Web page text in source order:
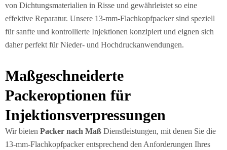
von Dichtungsmaterialien in Risse und gewährleistet so eine
effektive Reparatur. Unsere 13-mm-Flachkopfpacker sind speziell
für sanfte und kontrollierte Injektionen konzipiert und eignen sich
daher perfekt für Nieder- und Hochdruckanwendungen.
Maßgeschneiderte
Packeroptionen für
Injektionsverpressungen
Wir bieten Packer nach Maß Dienstleistungen, mit denen Sie die
13-mm-Flachkopfpacker entsprechend den Anforderungen Ihres